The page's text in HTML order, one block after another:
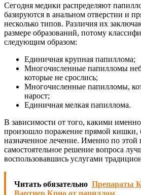
Сегодня медики распределяют
базируются в анальном отверстии и
несколько типов. Различия их
размере образований, потому
следующим образом:
Единичная крупная папиллома;
Многочисленные папилломы
которые не срослись;
Многочисленные папилломы,
нарост;
Единичная мелкая папиллома.
В зависимости от того, какими
произошло поражение прямой кишки,
назначенное лечение. Именно по этой
самостоятельное решение вопроса
воспользовавшись услугами
Читать обязательно Препараты
Вартнер Крио от папиллом